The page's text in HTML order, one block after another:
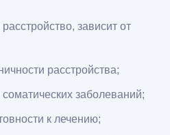
зависит от
расстройства;
заболеваний;
к лечению;